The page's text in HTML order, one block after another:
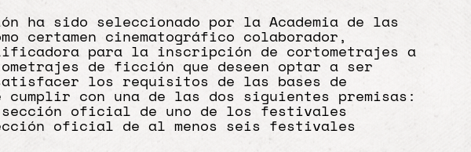
ha sido seleccionado por la Academia de las
certamen cinematográfico colaborador,
para la inscripción de cortometrajes a
de ficción que deseen optar a ser
los requisitos de las bases de
con una de las dos siguientes premisas:
sección oficial de uno de los festivales
oficial de al menos seis festivales